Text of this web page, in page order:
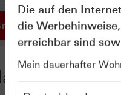
Crude Future
und
Die auf den
die
erreichbar sind
Mein dauerhafter